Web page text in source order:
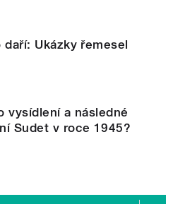
daří: Ukázky řemesel
vysídlení a následné
Sudet v roce 1945?